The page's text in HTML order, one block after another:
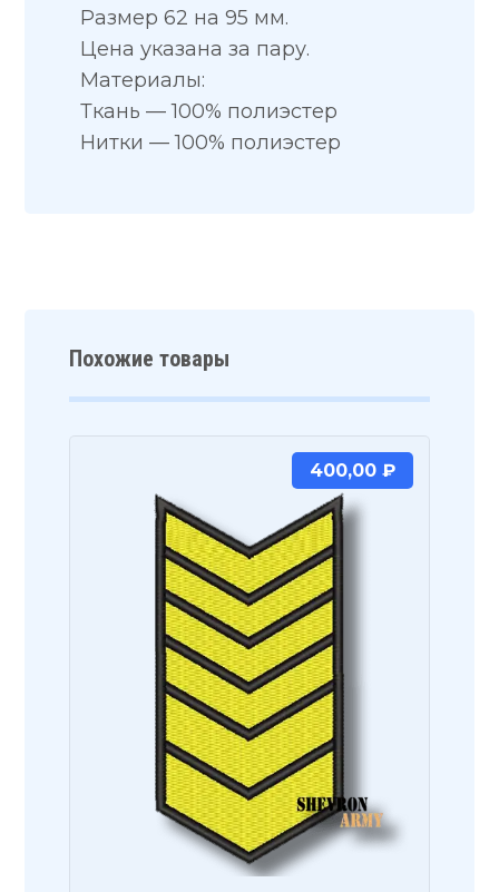
Размер 62 на 95 мм.
Цена указана за пару.
Материалы:
Ткань — 100% полиэстер
Нитки — 100% полиэстер
Похожие товары
400,00 ₽